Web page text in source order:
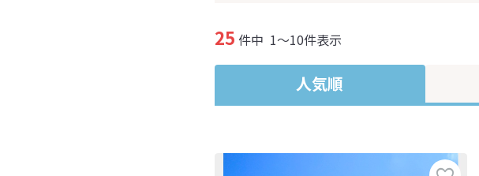
25 件中 1～10件表示
人気順